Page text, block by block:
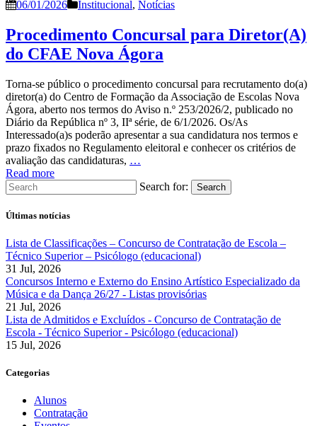
06/01/2026 Institucional, Notícias
Procedimento Concursal para Diretor(A)
do CFAE Nova Ágora
Torna-se público o procedimento concursal para recrutamento do(a)
diretor(a) do Centro de Formação da Associação de Escolas Nova
Ágora, aberto nos termos do Aviso n.º 253/2026/2, publicado no
Diário da República nº 3, IIª série, de 6/1/2026. Os/As
Interessado(a)s poderão apresentar a sua candidatura nos termos e
prazo fixados no Regulamento eleitoral e conhecer os critérios de
avaliação das candidaturas, …
Read more
Search for:
Search
Últimas notícias
Lista de Classificações – Concurso de Contratação de Escola –
Técnico Superior – Psicólogo (educacional)
31 Jul, 2026
Concursos Interno e Externo do Ensino Artístico Especializado da
Música e da Dança 26/27 - Listas provisórias
21 Jul, 2026
Lista de Admitidos e Excluídos - Concurso de Contratação de
Escola - Técnico Superior - Psicólogo (educacional)
15 Jul, 2026
Categorias
Alunos
Contratação